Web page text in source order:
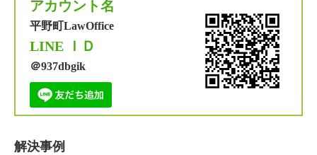
アカウント名
平野町LawOffice
LINE ＩＤ
＠937dbgik
解決事例